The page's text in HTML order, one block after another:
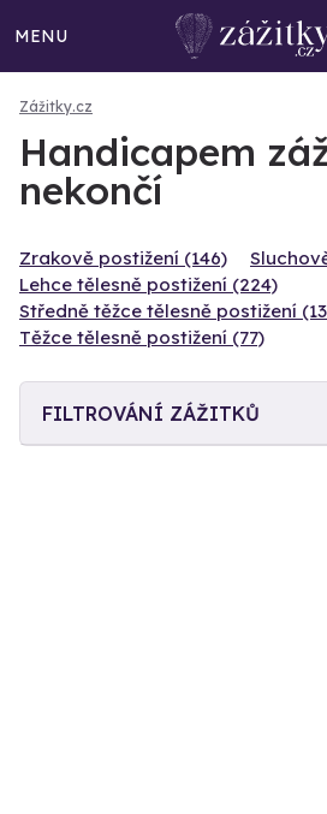
MENU
Zážitky.cz
Handicapem
nekončí
Zrakově postižení (146)
Lehce tělesně postižení (224)
Středně těžce tělesně postižení
Těžce tělesně postižení (77)
FILTROVÁNÍ ZÁŽITKŮ